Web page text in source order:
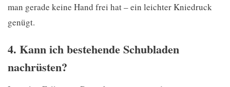
man gerade keine Hand frei hat – ein leichter Kniedruck
genügt.
4. Kann ich bestehende Schubladen
nachrüsten?